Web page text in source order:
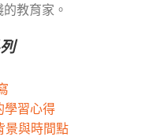
教育家。
學習心得
景與時間點